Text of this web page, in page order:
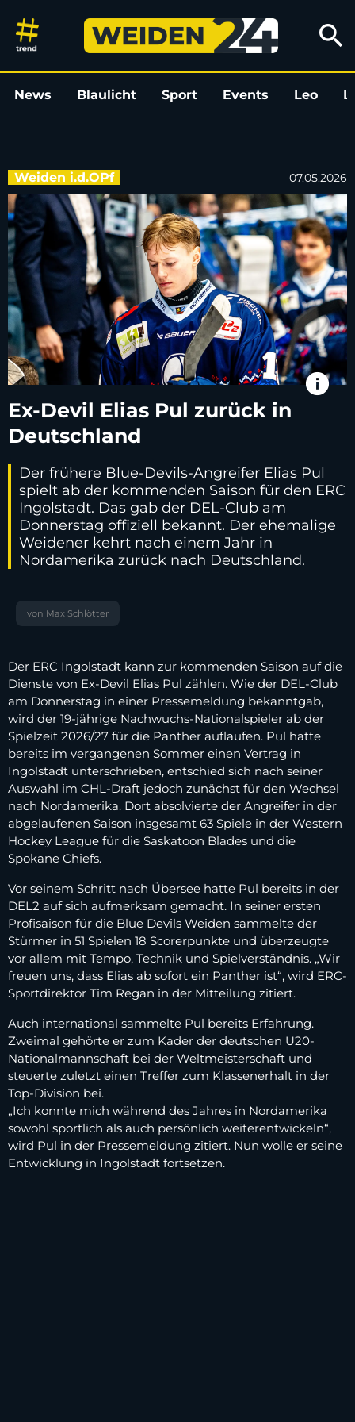
Ex-Devil Elias Pul zurück in
search
News Blaulicht Sport Events Leo
Weiden i.d.OPf 07.05.2026
info
Ex-Devil Elias Pul zurück in
Deutschland
Der frühere Blue-Devils-Angreifer Elias Pul
spielt ab der kommenden Saison für den ERC
Ingolstadt. Das gab der DEL-Club am
Donnerstag offiziell bekannt. Der ehemalige
Weidener kehrt nach einem Jahr in
Nordamerika zurück nach Deutschland.
von Max Schlötter
Der ERC Ingolstadt kann zur kommenden Saison auf die
Dienste von Ex-Devil Elias Pul zählen. Wie der DEL-Club
am Donnerstag in einer Pressemeldung bekanntgab,
wird der 19-jährige Nachwuchs-Nationalspieler ab der
Spielzeit 2026/27 für die Panther auflaufen. Pul hatte
bereits im vergangenen Sommer einen Vertrag in
Ingolstadt unterschrieben, entschied sich nach seiner
Auswahl im CHL-Draft jedoch zunächst für den Wechsel
nach Nordamerika. Dort absolvierte der Angreifer in der
abgelaufenen Saison insgesamt 63 Spiele in der Western
Hockey League für die Saskatoon Blades und die
Spokane Chiefs.
Vor seinem Schritt nach Übersee hatte Pul bereits in der
DEL2 auf sich aufmerksam gemacht. In seiner ersten
Profisaison für die Blue Devils Weiden sammelte der
Stürmer in 51 Spielen 18 Scorerpunkte und überzeugte
vor allem mit Tempo, Technik und Spielverständnis. „Wir
freuen uns, dass Elias ab sofort ein Panther ist“, wird ERC-
Sportdirektor Tim Regan in der Mitteilung zitiert.
Auch international sammelte Pul bereits Erfahrung.
Zweimal gehörte er zum Kader der deutschen U20-
Nationalmannschaft bei der Weltmeisterschaft und
steuerte zuletzt einen Treffer zum Klassenerhalt in der
Top-Division bei.
„Ich konnte mich während des Jahres in Nordamerika
sowohl sportlich als auch persönlich weiterentwickeln“,
wird Pul in der Pressemeldung zitiert. Nun wolle er seine
Entwicklung in Ingolstadt fortsetzen.